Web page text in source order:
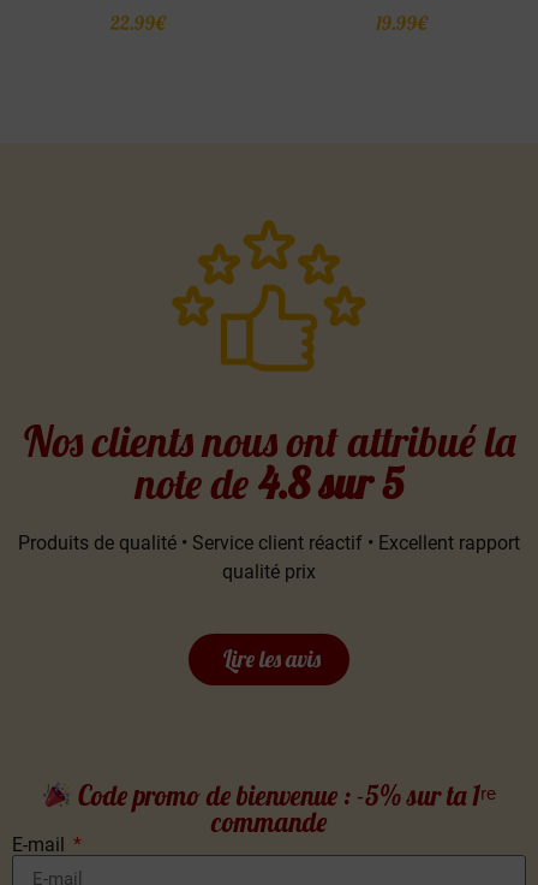
4.80
22.99€
4.80
19.99€
Nos clients nous ont attribué la
note de4.8 sur 5
Produits de qualité • Service client réactif • Excellent rapport
qualité prix
Lire les avis
Code promo de bienvenue : -5% sur ta 1ʳᵉ
commande
E-mail